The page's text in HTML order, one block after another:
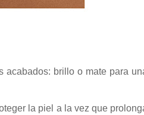
acabados: brillo o mate para
la piel a la vez que